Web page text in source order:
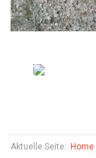
Aktuelle Seite: Home